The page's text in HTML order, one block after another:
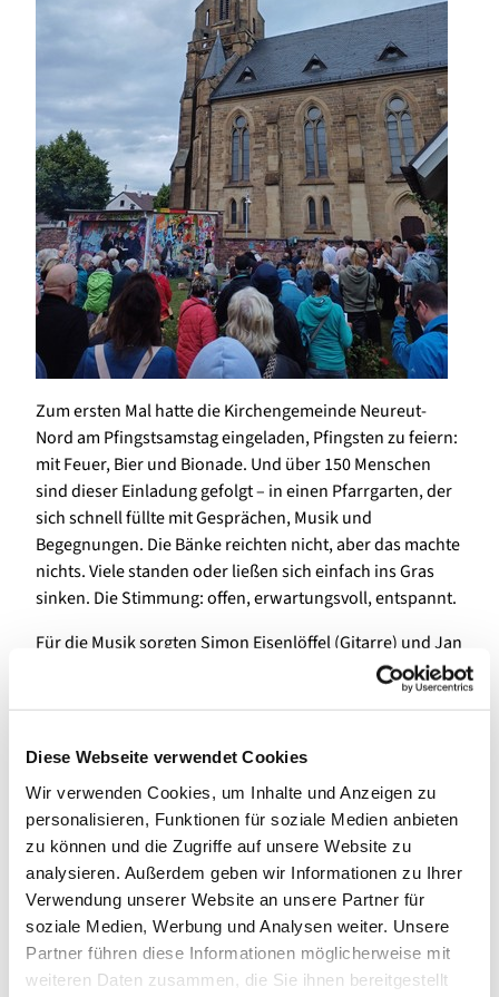
Diese Webseite verwendet Cookies
Wir verwenden Cookies, um Inhalte und Anzeigen zu
personalisieren, Funktionen für soziale Medien anbieten
zu können und die Zugriffe auf unsere Website zu
analysieren. Außerdem geben wir Informationen zu Ihrer
Verwendung unserer Website an unsere Partner für
soziale Medien, Werbung und Analysen weiter. Unsere
Partner führen diese Informationen möglicherweise mit
weiteren Daten zusammen, die Sie ihnen bereitgestellt
Zum ersten Mal hatte die Kirchengemeinde Neureut-
Nord am Pfingstsamstag eingeladen, Pfingsten zu feiern:
mit Feuer, Bier und Bionade. Und über 150 Menschen
sind dieser Einladung gefolgt – in einen Pfarrgarten, der
sich schnell füllte mit Gesprächen, Musik und
Begegnungen. Die Bänke reichten nicht, aber das machte
nichts. Viele standen oder ließen sich einfach ins Gras
sinken. Die Stimmung: offen, erwartungsvoll, entspannt.
Für die Musik sorgten Simon Eisenlöffel (Gitarre) und Jan
Schmelzer (Trompete) – mal feinfühlig, mal kraftvoll. Und
mittendrin: ein Impuls von Pfarrer Pascal Würfel, der
Zeiten, da brennt nichts mehr“, sagte er. „Da ist nur noch
Pfingstgeschichte: an Menschen, die sich zurückgezogen
hatten, orientierungslos nach dem, was verloren schien.
Und daran, wie genau in diese Ratlosigkeit hinein der
Geist Gottes wie ein Sturm aufflammte – nicht laut, nicht
bedrohlich, sondern belebend. Der Heilige Geist, so
Würfel, sei kein lautes Spektakel, sondern manchmal nur
ein Funke – in einem Gedanken, in einem Menschen, der
zur richtigen Zeit auftaucht. „Auch aus deinem leisen